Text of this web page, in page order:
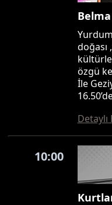
doğası
özgü
İle
Detaylı
10:00